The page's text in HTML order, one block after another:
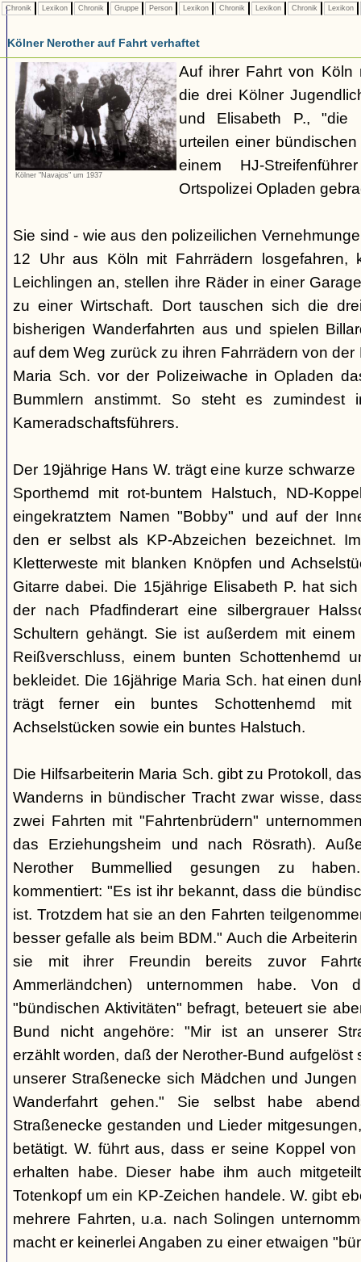
Chronik Lexikon Chronik Gruppe Person Lexikon Chronik Lexikon Chronik Lexikon
Kölner Nerother auf Fahrt verhaftet
Kölner "Navajos" um 1937
Auf ihrer Fahrt von Köln
die drei Kölner
und Elisabeth P., "die
urteilen einer
einem HJ-
Ortspolizei Opladen
Sie sind - wie aus den polizeilichen
12 Uhr aus Köln mit Fahrrädern losgefahren,
Leichlingen an, stellen ihre Räder in einer
zu einer Wirtschaft. Dort tauschen sich die
bisherigen Wanderfahrten aus und spielen
auf dem Weg zurück zu ihren Fahrrädern von
Maria Sch. vor der Polizeiwache in Opladen
Bummlern anstimmt. So steht es
Kameradschaftsführers.
Der 19jährige Hans W. trägt eine kurze
Sporthemd mit rot-buntem Halstuch, ND-
eingekratztem Namen "Bobby" und auf der
den er selbst als KP-Abzeichen bezeichnet.
Kletterweste mit blanken Knöpfen und
Gitarre dabei. Die 15jährige Elisabeth P. hat
der nach Pfadfinderart eine silbergrauer
Schultern gehängt. Sie ist außerdem mit
Reißverschluss, einem bunten Schottenhemd
bekleidet. Die 16jährige Maria Sch. hat einen
trägt ferner ein buntes Schottenhemd
Achselstücken sowie ein buntes Halstuch.
Die Hilfsarbeiterin Maria Sch. gibt zu Protokoll,
Wanderns in bündischer Tracht zwar wisse,
zwei Fahrten mit "Fahrtenbrüdern"
das Erziehungsheim und nach Rösrath).
Nerother Bummellied gesungen zu
kommentiert: "Es ist ihr bekannt, dass die
ist. Trotzdem hat sie an den Fahrten
besser gefalle als beim BDM." Auch die
sie mit ihrer Freundin bereits zuvor
Ammerländchen) unternommen habe. Von
"bündischen Aktivitäten" befragt, beteuert sie
Bund nicht angehöre: "Mir ist an unserer
erzählt worden, daß der Nerother-Bund
unserer Straßenecke sich Mädchen und
Wanderfahrt gehen." Sie selbst habe
Straßenecke gestanden und Lieder
betätigt. W. führt aus, dass er seine Koppel
erhalten habe. Dieser habe ihm auch
Totenkopf um ein KP-Zeichen handele. W. gibt
mehrere Fahrten, u.a. nach Solingen
macht er keinerlei Angaben zu einer etwaigen